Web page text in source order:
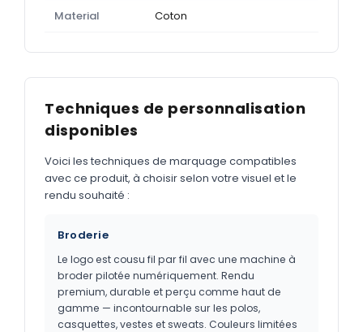
Material Coton
Techniques de personnalisation
disponibles
Voici les techniques de marquage compatibles
avec ce produit, à choisir selon votre visuel et le
rendu souhaité :
Broderie
Le logo est cousu fil par fil avec une machine à
broder pilotée numériquement. Rendu
premium, durable et perçu comme haut de
gamme — incontournable sur les polos,
casquettes, vestes et sweats. Couleurs limitées